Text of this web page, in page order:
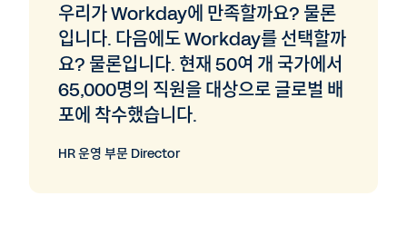
우리가 Workday에 만족할까요? 물론
입니다. 다음에도 Workday를 선택할까
요? 물론입니다. 현재 50여 개 국가에서
65,000명의 직원을 대상으로 글로벌 배
포에 착수했습니다.
HR 운영 부문 Director